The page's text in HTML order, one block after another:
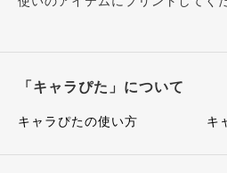
「キャラぴた」について
キャラぴたの使い方 キ